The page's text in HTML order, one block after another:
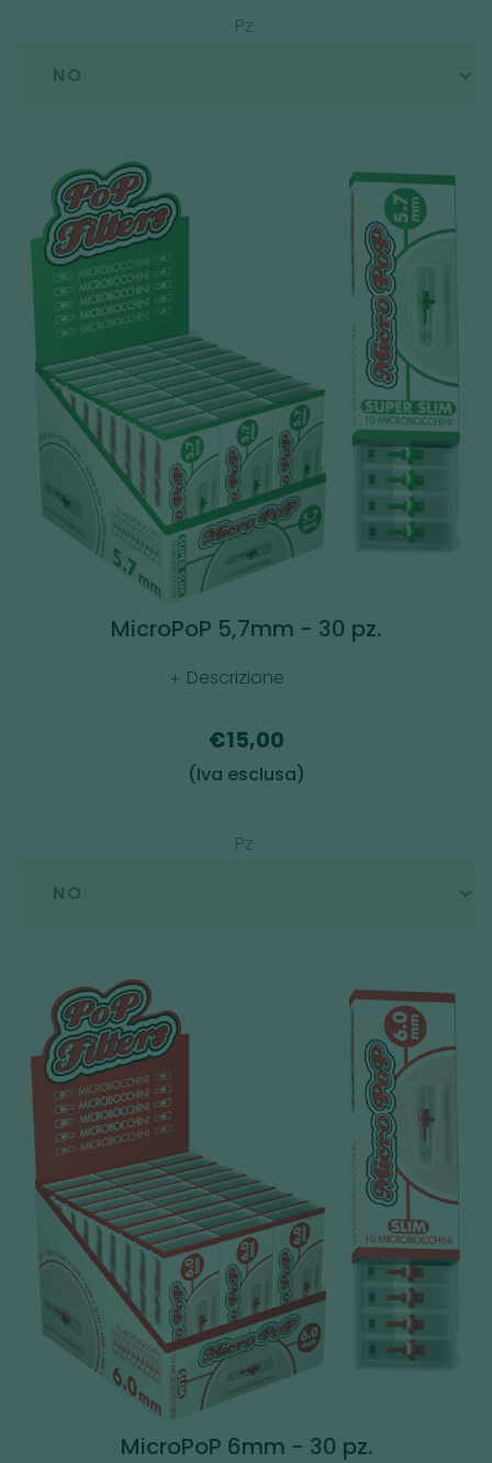
Pz.
MicroPoP 5,7mm - 30 pz.
Descrizione
€15,00
(Iva esclusa)
Pz.
MicroPoP 6mm - 30 pz.